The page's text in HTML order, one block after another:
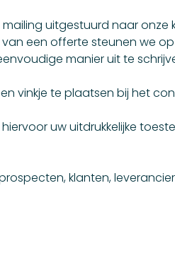
uitgestuurd naar onze
een offerte steunen we
manier uit te
vinkje te plaatsen bij het
uw uitdrukkelijke
klanten,